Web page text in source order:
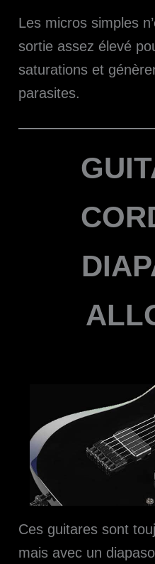
Les micros simples
sortie assez élevé
saturations et
parasites.
Ces guitares sont
mais avec un